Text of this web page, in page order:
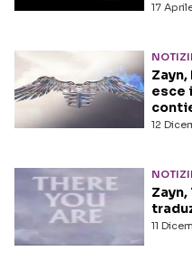
17
12
Zayn,
esce
11